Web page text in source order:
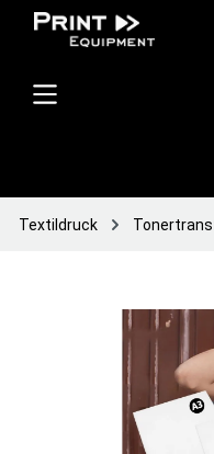
Textildruck